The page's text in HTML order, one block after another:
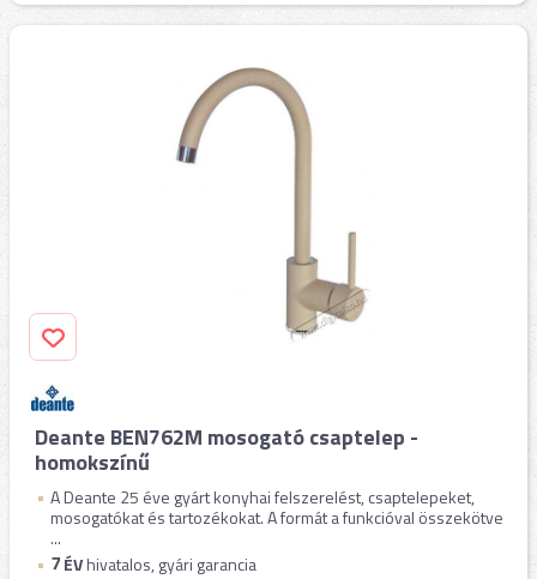
Deante BEN762M mosogató csaptelep -
homokszínű
A Deante 25 éve gyárt konyhai felszerelést, csaptelepeket,
mosogatókat és tartozékokat. A formát a funkcióval összekötve
...
7ÉVhivatalos, gyári garancia